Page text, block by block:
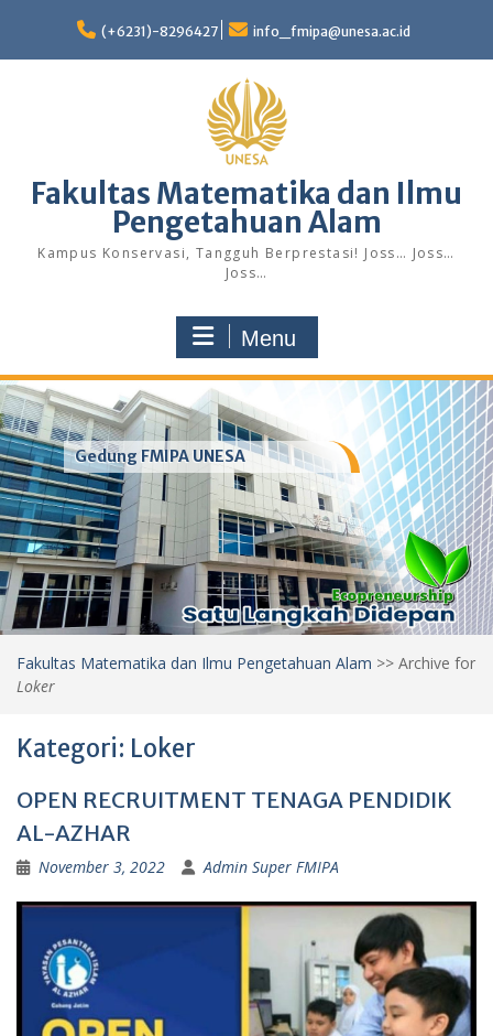
content
(+6231)-8296427 info_fmipa@unesa.ac.id
Fakultas Matematika dan Ilmu
Pengetahuan Alam
Kampus Konservasi, Tangguh Berprestasi! Joss… Joss…
Joss…
Menu
Gedung FMIPA UNESA
Fakultas Matematika dan Ilmu Pengetahuan Alam >> Archive for
Loker
Kategori: Loker
OPEN RECRUITMENT TENAGA PENDIDIK
AL-AZHAR
November 3, 2022 Admin Super FMIPA